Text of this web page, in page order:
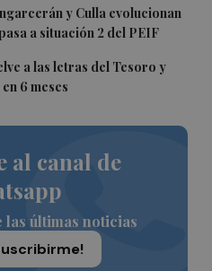
y Culla evolucionan
a situación 2 del PEIF
a las letras del Tesoro y
6 meses
al canal de
las últimas noticias